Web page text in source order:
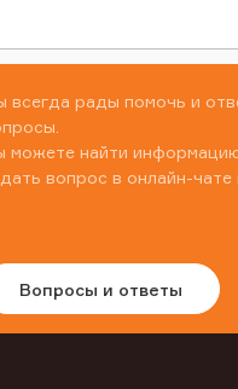
всегда рады помочь и
можете найти
вопрос в онлайн-чате
Вопросы и ответы